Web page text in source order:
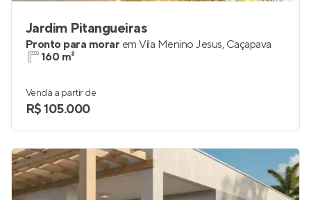
Jardim Pitangueiras
Pronto para morar em Vila Menino Jesus, Caçapava
160 m²
Venda a partir de
R$ 105.000